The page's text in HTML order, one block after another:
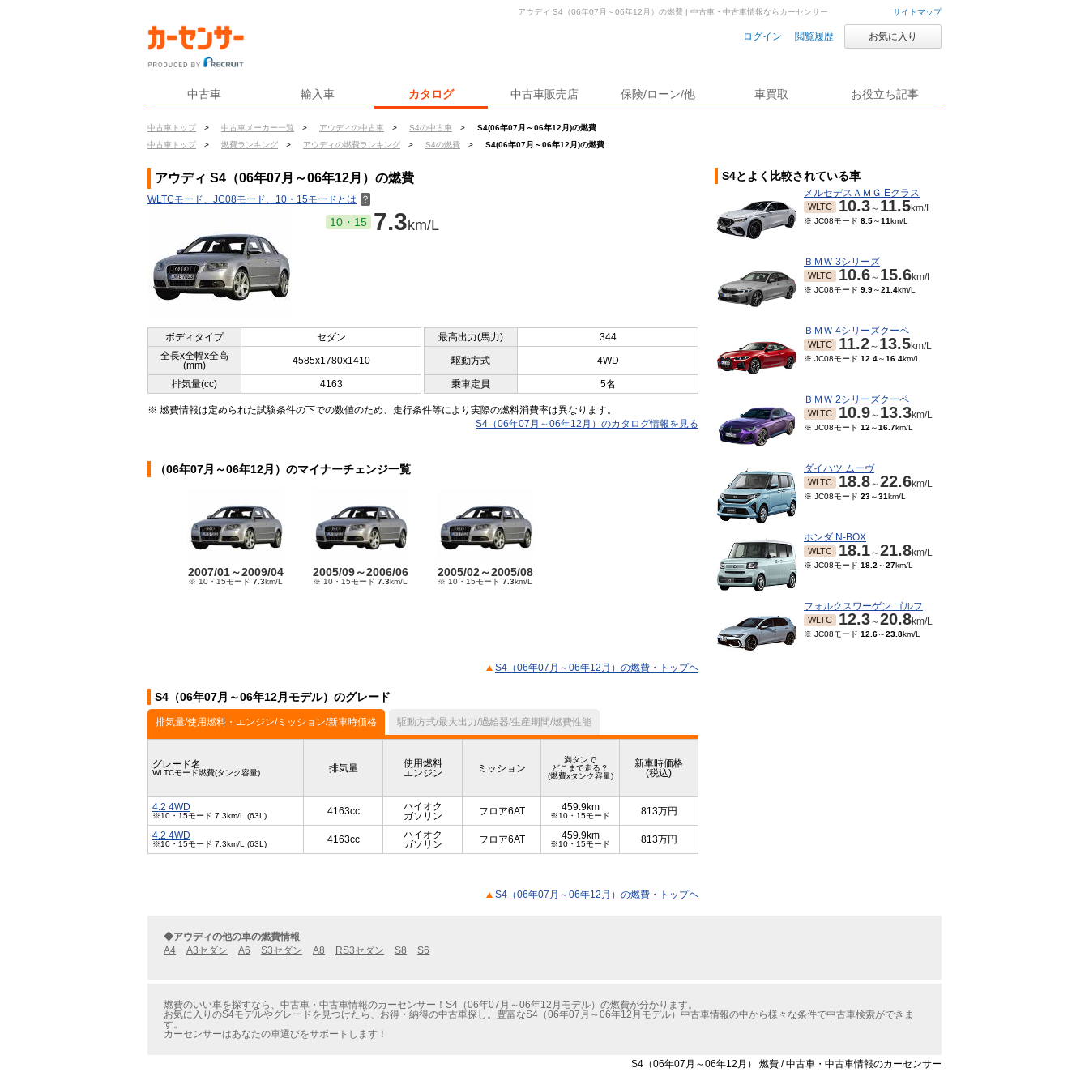
サイトマップ
ログイン 閲覧履歴 お気に入り
中古車 輸入車 カタログ 中古車販売店 保険/ローン/他 車買取 お役立ち記事
中古車トップ > 中古車メーカー一覧 > アウディの中古車 > S4の中古車 >
S4(06年07月～06年12月)の燃費
中古車トップ
> 燃費ランキング > アウディの燃費ランキング > S4の燃費 > S4(06年07月～06年12月)の燃費
アウディ S4（06年07月～06年12月）の燃費 | 中古車・中古車情報ならカーセンサー
アウディ S4（06年07月～06年12月）の燃費
WLTCモード、JC08モード、10・15モードとは ？
10・15 7.3km/L
ボディタイプ セダン 最高出力(馬力)
344
全長x全幅x全高
(mm)
4585x1780x1410 駆動方式 4WD
排気量(cc) 4163 乗車定員 5名
※ 燃費情報は定められた試験条件の下での数値のため、走行条件等により実際の燃料消費率は異なります。
S4（06年07月～06年12月）のカタログ情報を見る
（06年07月～06年12月）のマイナーチェンジ一覧
2007/01～2009/04
※ 10・15モード 7.3km/L
2005/09～2006/06
※ 10・15モード 7.3km/L
2005/02～2005/08
※ 10・15モード 7.3km/L
S4（06年07月～06年12月）の燃費・トップヘ
S4（06年07月～06年12月モデル）のグレード
排気量/使用燃料・エンジン/ミッション/新車時価格 駆動方式/最大出力/過給器/生産期間/燃費性能
グレード名
WLTCモード燃費(タンク容量) 排気量
使用燃料
エンジン
ミッション
満タンで
どこまで走る？
(燃費xタンク容量)
新車時価格
(税込)
4.2 4WD
※10・15モード 7.3km/L (63L) 4163cc
ハイオク
ガソリン
フロア6AT 459.9km
※10・15モード 813万円
4.2 4WD
※10・15モード 7.3km/L (63L) 4163cc
ハイオク
ガソリン
フロア6AT 459.9km
※10・15モード 813万円
S4（06年07月～06年12月）の燃費・トップヘ
S4とよく比較されている車
メルセデスＡＭＧ Eクラス
WLTC 10.3～ 11.5km/L
※ JC08モード 8.5～11km/L
ＢＭＷ 3シリーズ
WLTC 10.6～ 15.6km/L
※ JC08モード 9.9～21.4km/L
ＢＭＷ 4シリーズクーペ
WLTC 11.2～ 13.5km/L
※ JC08モード 12.4～16.4km/L
ＢＭＷ 2シリーズクーペ
WLTC 10.9～ 13.3km/L
※ JC08モード 12 ～16.7km/L
ダイハツ ムーヴ
WLTC 18.8～22.6km/L
※ JC08モード 23～31km/L
ホンダ N-BOX
WLTC 18.1～21.8km/L
※ JC08モード 18.2 ～27km/L
フォルクスワーゲン ゴルフ
WLTC 12.3～20.8km/L
※ JC08モード 12.6～23.8km/L
◆アウディの他の車の燃費情報
A4
A3セダン A6 S3セダン A8 RS3セダン S8 S6
燃費のいい車を探すなら、中古車・中古車情報のカーセンサー！S4（06年07月～06年12月モデル）の燃費が分かります。
お気に入りのS4モデルやグレードを見つけたら、お得・納得の中古車探し。豊富なS4（06年07月～06年12月モデル）中古車情報の中から様々な条件で中古車検索ができま
す。
カーセンサーはあなたの車選びをサポートします！
S4（06年07月～06年12月） 燃費 / 中古車・中古車情報のカーセンサー